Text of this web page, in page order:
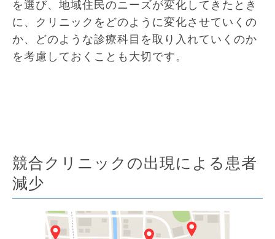
を選び、地域住民のニーズが変化してきたとき
に、クリニックをどのように変化させていくの
か、どのような診療科目を取り入れていくのか
を考慮しておくことも大切です。
競合クリニックの出現による患者
減少